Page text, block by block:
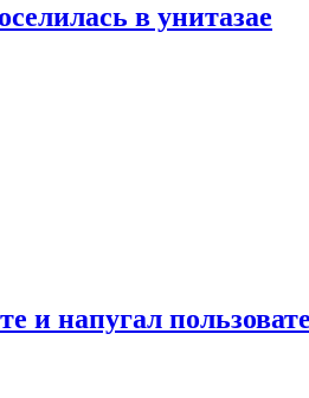
в унитазае
и напугал